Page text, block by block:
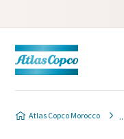
Atlas Copco Morocco